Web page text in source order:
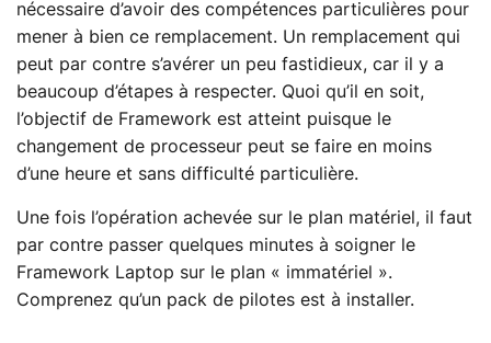
nécessaire d’avoir des compétences particulières pour
mener à bien ce remplacement. Un remplacement qui
peut par contre s’avérer un peu fastidieux, car il y a
beaucoup d’étapes à respecter. Quoi qu’il en soit,
l’objectif de Framework est atteint puisque le
changement de processeur peut se faire en moins
d’une heure et sans difficulté particulière.
Une fois l’opération achevée sur le plan matériel, il faut
par contre passer quelques minutes à soigner le
Framework Laptop sur le plan « immatériel ».
Comprenez qu’un pack de pilotes est à installer.